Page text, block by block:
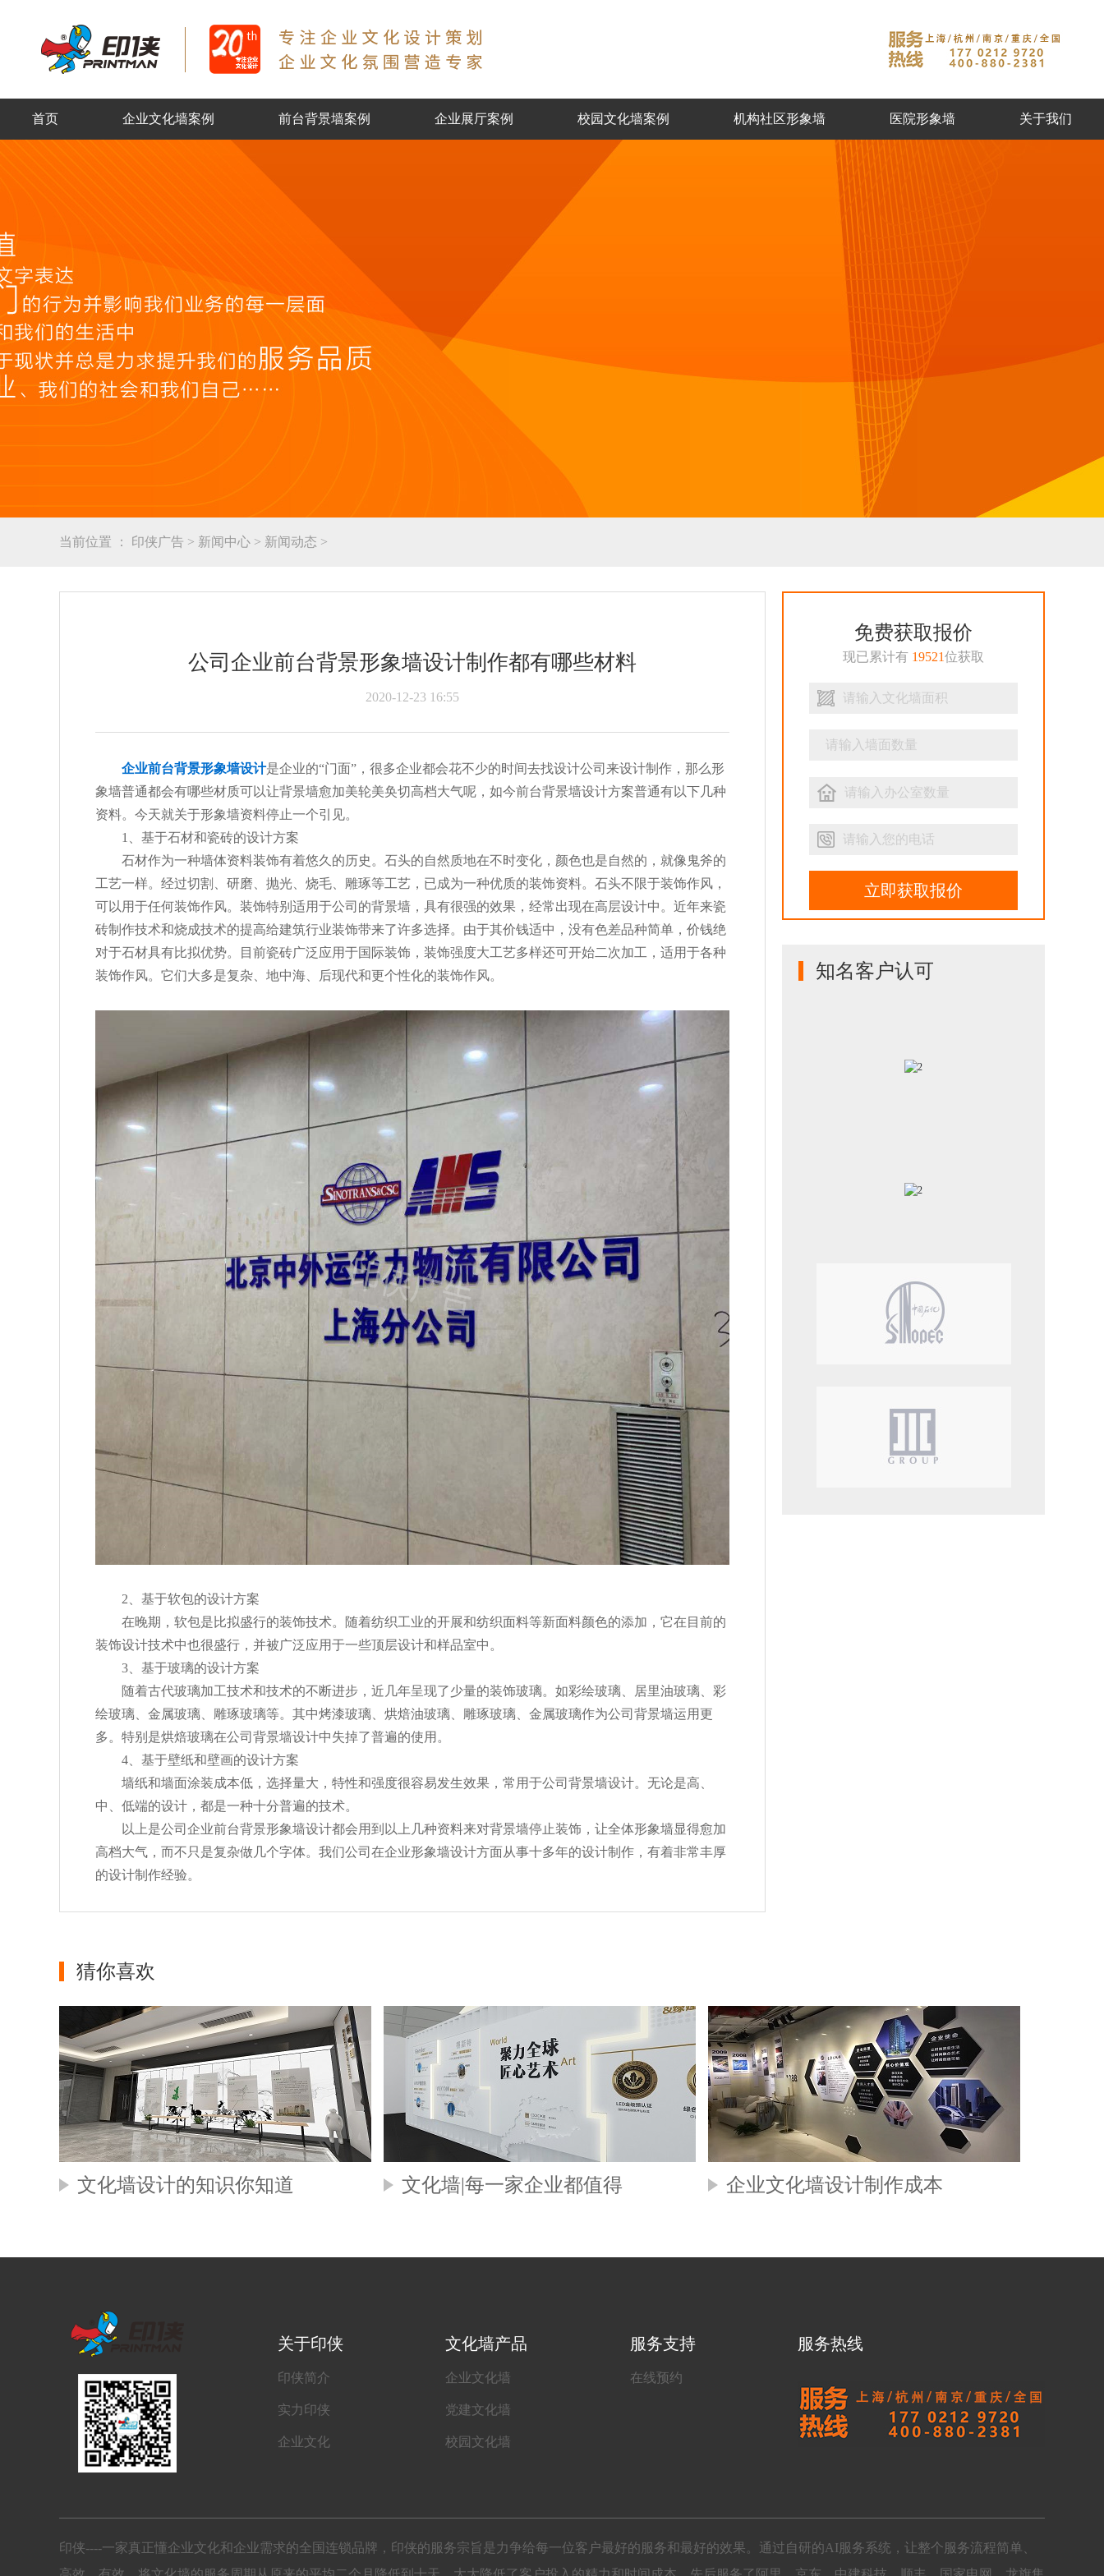
首页 企业文化墙案例 前台背景墙案例 企业展厅案例 校园文化墙案例 机构社区形象墙 医院形象墙 关于我们
当前位置 ： 印侠广告 > 新闻中心 > 新闻动态 >
公司企业前台背景形象墙设计制作都有哪些材料
2020-12-23 16:55
企业前台背景形象墙设计是企业的“门面”，很多企业都会花不少的时间去找设计公司来设计制作，那么形
象墙普通都会有哪些材质可以让背景墙愈加美轮美奂切高档大气呢，如今前台背景墙设计方案普通有以下几种
资料。今天就关于形象墙资料停止一个引见。
1、基于石材和瓷砖的设计方案
石材作为一种墙体资料装饰有着悠久的历史。石头的自然质地在不时变化，颜色也是自然的，就像鬼斧的
工艺一样。经过切割、研磨、抛光、烧毛、雕琢等工艺，已成为一种优质的装饰资料。石头不限于装饰作风，
可以用于任何装饰作风。装饰特别适用于公司的背景墙，具有很强的效果，经常出现在高层设计中。近年来瓷
砖制作技术和烧成技术的提高给建筑行业装饰带来了许多选择。由于其价钱适中，没有色差品种简单，价钱绝
对于石材具有比拟优势。目前瓷砖广泛应用于国际装饰，装饰强度大工艺多样还可开始二次加工，适用于各种
装饰作风。它们大多是复杂、地中海、后现代和更个性化的装饰作风。
2、基于软包的设计方案
在晚期，软包是比拟盛行的装饰技术。随着纺织工业的开展和纺织面料等新面料颜色的添加，它在目前的
装饰设计技术中也很盛行，并被广泛应用于一些顶层设计和样品室中。
3、基于玻璃的设计方案
随着古代玻璃加工技术和技术的不断进步，近几年呈现了少量的装饰玻璃。如彩绘玻璃、居里油玻璃、彩
绘玻璃、金属玻璃、雕琢玻璃等。其中烤漆玻璃、烘焙油玻璃、雕琢玻璃、金属玻璃作为公司背景墙运用更
多。特别是烘焙玻璃在公司背景墙设计中失掉了普遍的使用。
4、基于壁纸和壁画的设计方案
墙纸和墙面涂装成本低，选择量大，特性和强度很容易发生效果，常用于公司背景墙设计。无论是高、
中、低端的设计，都是一种十分普遍的技术。
以上是公司企业前台背景形象墙设计都会用到以上几种资料来对背景墙停止装饰，让全体形象墙显得愈加
高档大气，而不只是复杂做几个字体。我们公司在企业形象墙设计方面从事十多年的设计制作，有着非常丰厚
的设计制作经验。
免费获取报价
现已累计有 19521位获取
立即获取报价
知名客户认可
猜你喜欢
文化墙设计的知识你知道 文化墙|每一家企业都值得 企业文化墙设计制作成本
关于印侠
印侠简介
实力印侠
企业文化
文化墙产品
企业文化墙
党建文化墙
校园文化墙
服务支持
在线预约
服务热线
印侠----一家真正懂企业文化和企业需求的全国连锁品牌，印侠的服务宗旨是力争给每一位客户最好的服务和最好的效果。通过自研的AI服务系统，让整个服务流程简单、